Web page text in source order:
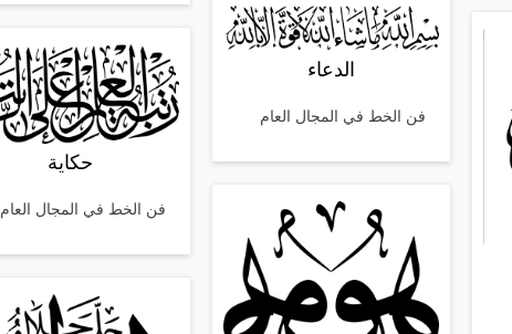
الدعاء
فن الخط في المجال العام
حكاية
فن الخط في المجال العام